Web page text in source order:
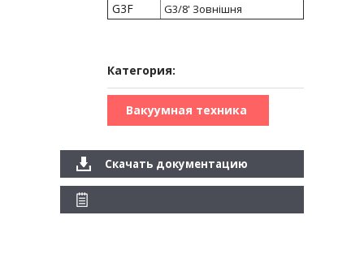
G3F G3/8' Зовнішня
Категория:
Вакуумная техника
Скачать документацию